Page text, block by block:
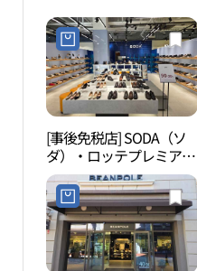
[事後免税店] SODA（ソ
ダ）・ロッテプレミアム
アウトレットキフン（器
興）店(소다 롯데프리미
엄아울렛 기흥점)